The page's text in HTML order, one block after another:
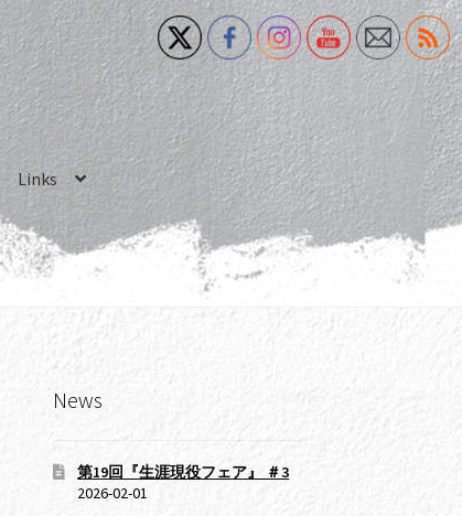
Links
News
第19回『生涯現役フェア』 ＃3
2026-02-01